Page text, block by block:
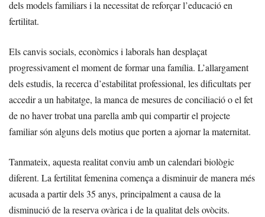
dels models familiars i la necessitat de reforçar l’educació en
fertilitat.
Els canvis socials, econòmics i laborals han desplaçat
progressivament el moment de formar una família. L’allargament
dels estudis, la recerca d’estabilitat professional, les dificultats per
accedir a un habitatge, la manca de mesures de conciliació o el fet
de no haver trobat una parella amb qui compartir el projecte
familiar són alguns dels motius que porten a ajornar la maternitat.
Tanmateix, aquesta realitat conviu amb un calendari biològic
diferent. La fertilitat femenina comença a disminuir de manera més
acusada a partir dels 35 anys, principalment a causa de la
disminució de la reserva ovàrica i de la qualitat dels ovòcits.